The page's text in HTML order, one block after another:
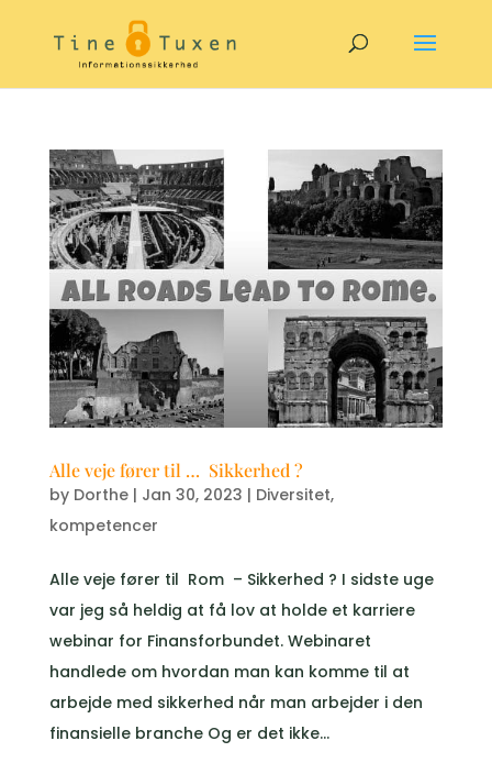
Alle veje fører til … Sikkerhed ?
by Dorthe| Jan 30, 2023 | Diversitet,
kompetencer
Alle veje fører til Rom – Sikkerhed ? I sidste uge
var jeg så heldig at få lov at holde et karriere
webinar for Finansforbundet. Webinaret
handlede om hvordan man kan komme til at
arbejde med sikkerhed når man arbejder i den
finansielle branche Og er det ikke...